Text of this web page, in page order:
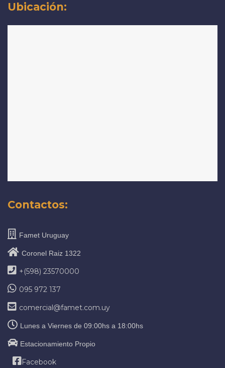
Ubicación:
Contactos:
Famet Uruguay
Coronel Raiz 1322
+(598) 23570000
095 972 137
comercial@famet.com.uy
Lunes a Viernes de 09:00hs a 18:00hs
Estacionamiento Propio
Facebook